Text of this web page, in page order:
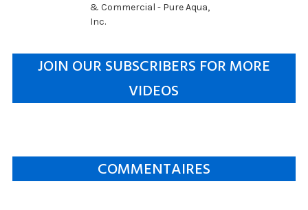
& Commercial - Pure Aqua,
Inc.
JOIN OUR SUBSCRIBERS FOR MORE
VIDEOS
COMMENTAIRES